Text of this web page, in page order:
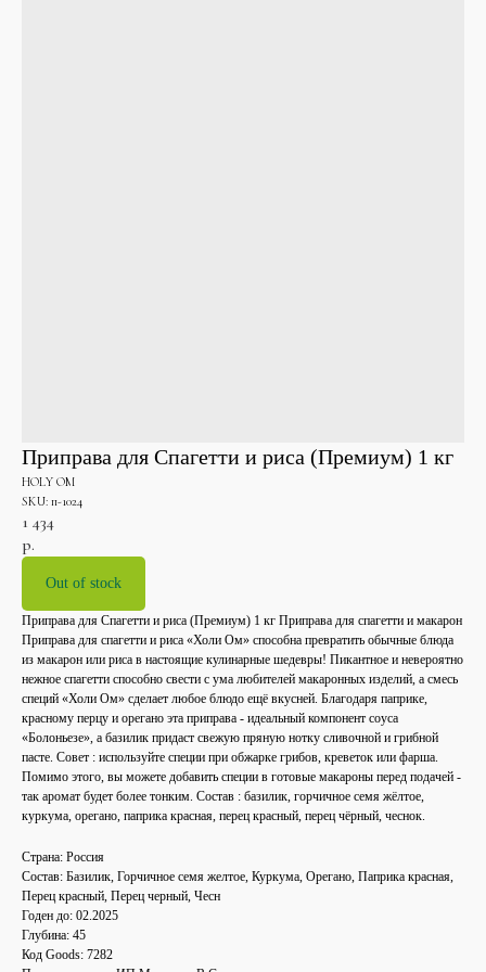
Приправа для Спагетти и риса (Премиум) 1 кг
HOLY OM
SKU: п-1024
1 434
р.
Out of stock
Приправа для Спагетти и риса (Премиум) 1 кг Приправа для спагетти и макарон
Приправа для спагетти и риса «Холи Ом» способна превратить обычные блюда
из макарон или риса в настоящие кулинарные шедевры! Пикантное и невероятно
нежное спагетти способно свести с ума любителей макаронных изделий, а смесь
специй «Холи Ом» сделает любое блюдо ещё вкусней. Благодаря паприке,
красному перцу и орегано эта приправа - идеальный компонент соуса
«Болоньезе», а базилик придаст свежую пряную нотку сливочной и грибной
пасте. Совет : используйте специи при обжарке грибов, креветок или фарша.
Помимо этого, вы можете добавить специи в готовые макароны перед подачей -
так аромат будет более тонким. Состав : базилик, горчичное семя жёлтое,
куркума, орегано, паприка красная, перец красный, перец чёрный, чеснок.
Страна: Россия
Состав: Базилик, Горчичное семя желтое, Куркума, Орегано, Паприка красная,
Перец красный, Перец черный, Чесн
Годен до: 02.2025
Глубина: 45
Код Goods: 7282